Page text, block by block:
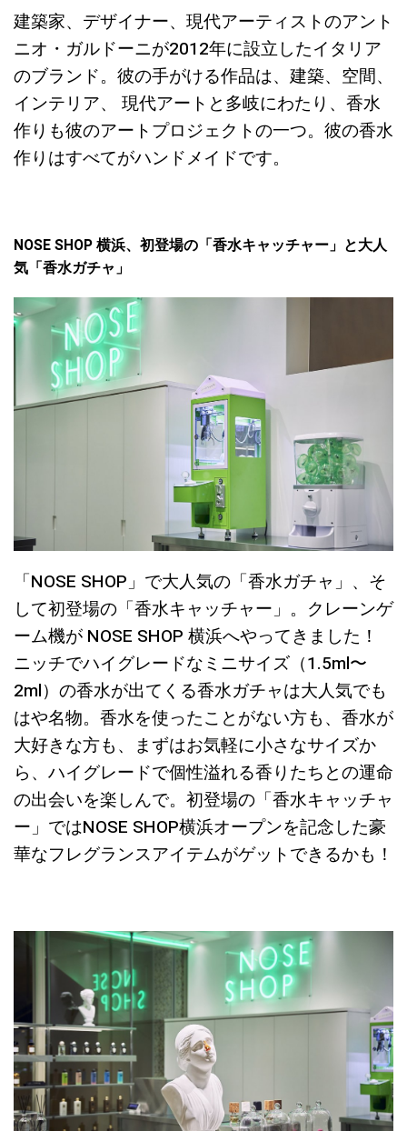
建築家、デザイナー、現代アーティストのアント
ニオ・ガルドーニが2012年に設立したイタリア
のブランド。彼の手がける作品は、建築、空間、
インテリア、 現代アートと多岐にわたり、香水
作りも彼のアートプロジェクトの一つ。彼の香水
作りはすべてがハンドメイドです。
NOSE SHOP 横浜、初登場の「香水キャッチャー」と大人
気「香水ガチャ」
「NOSE SHOP」で大人気の「香水ガチャ」、そ
して初登場の「香水キャッチャー」。クレーンゲ
ーム機が NOSE SHOP 横浜へやってきました！
ニッチでハイグレードなミニサイズ（1.5ml〜
2ml）の香水が出てくる香水ガチャは大人気でも
はや名物。香水を使ったことがない方も、香水が
大好きな方も、まずはお気軽に小さなサイズか
ら、ハイグレードで個性溢れる香りたちとの運命
の出会いを楽しんで。初登場の「香水キャッチャ
ー」ではNOSE SHOP横浜オープンを記念した豪
華なフレグランスアイテムがゲットできるかも！